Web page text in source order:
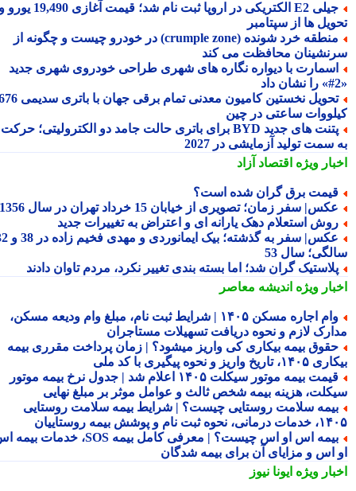
جیلی E2 الکتریکی در اروپا ثبت نام شد؛ قیمت آغازی 19,490 یورو و
ها از سپتامبر
منطقه خرد شونده (crumple zone) در خودرو چیست و چگونه از
محافظت می کند
با دیواره نگاره های شهری طراحی خودروی شهری جدید
تحویل نخستین کامیون معدنی تمام برقی جهان با باتری سدیمی 676
ساعتی در چین
پتنت های جدید BYD برای باتری حالت جامد دو الکترولیتی؛ حرکت
سمت تولید آزمایشی در 2027
ویژهاقتصاد آزاد
برق گران شده است؟
سفر زمان؛ تصویری از خیابان 15 خرداد تهران در سال 1356
استعلام دهک یارانه ای و اعتراض به تغییرات جدید
عکس| سفر به گذشته؛ بیک ایمانوردی و مهدی فخیم زاده در 38 و 32
سال 53
گران شد؛ اما بسته بندی تغییر نکرد، مردم تاوان دادند
ویژهاندیشه معاصر
وام اجاره مسکن ۱۴۰۵ | شرایط ثبت نام، مبلغ وام ودیعه مسکن،
لازم و نحوه دریافت تسهیلات مستاجران
بیمه بیکاری کی واریز میشود؟ | زمان پرداخت مقرری بیمه
واریز و نحوه پیگیری با کد ملی
قیمت بیمه موتور سیکلت ۱۴۰۵ اعلام شد | جدول نرخ بیمه موتور
هزینه بیمه شخص ثالث و عوامل موثر بر مبلغ نهایی
سلامت روستایی چیست؟ | شرایط بیمه سلامت روستایی
نام و پوشش بیمه روستاییان
بیمه اس او اس چیست؟ | معرفی کامل بیمه SOS، خدمات بیمه اس
اس و مزایای آن برای بیمه شدگان
ویژهایونا نیوز